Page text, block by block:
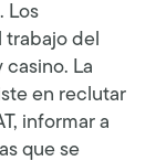
Los
trabajo del
casino. La
en reclutar
informar a
que se